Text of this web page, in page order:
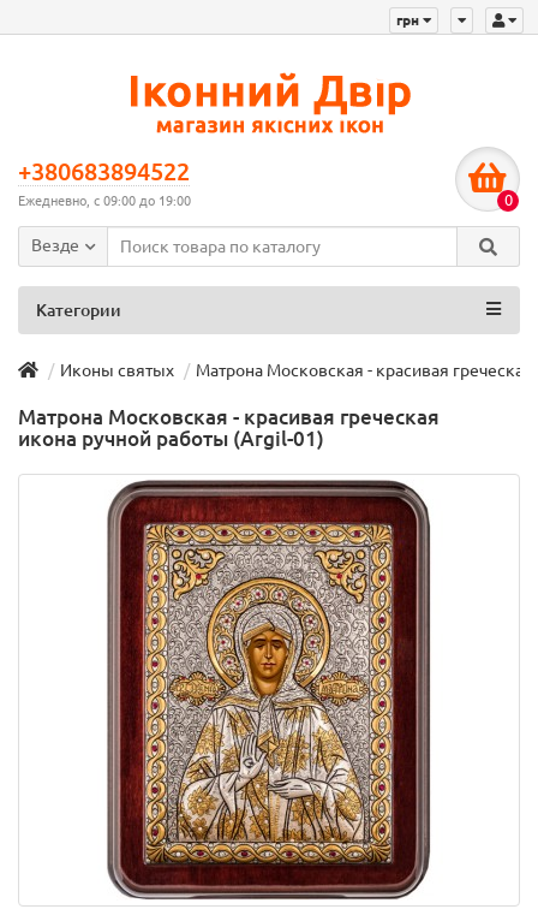
грн
+380683894522
Ежедневно, с 09:00 до 19:00 0
Везде
Категории
Иконы святых Матрона Московская - красивая
Матрона Московская - красивая греческая
икона ручной работы (Argil-01)